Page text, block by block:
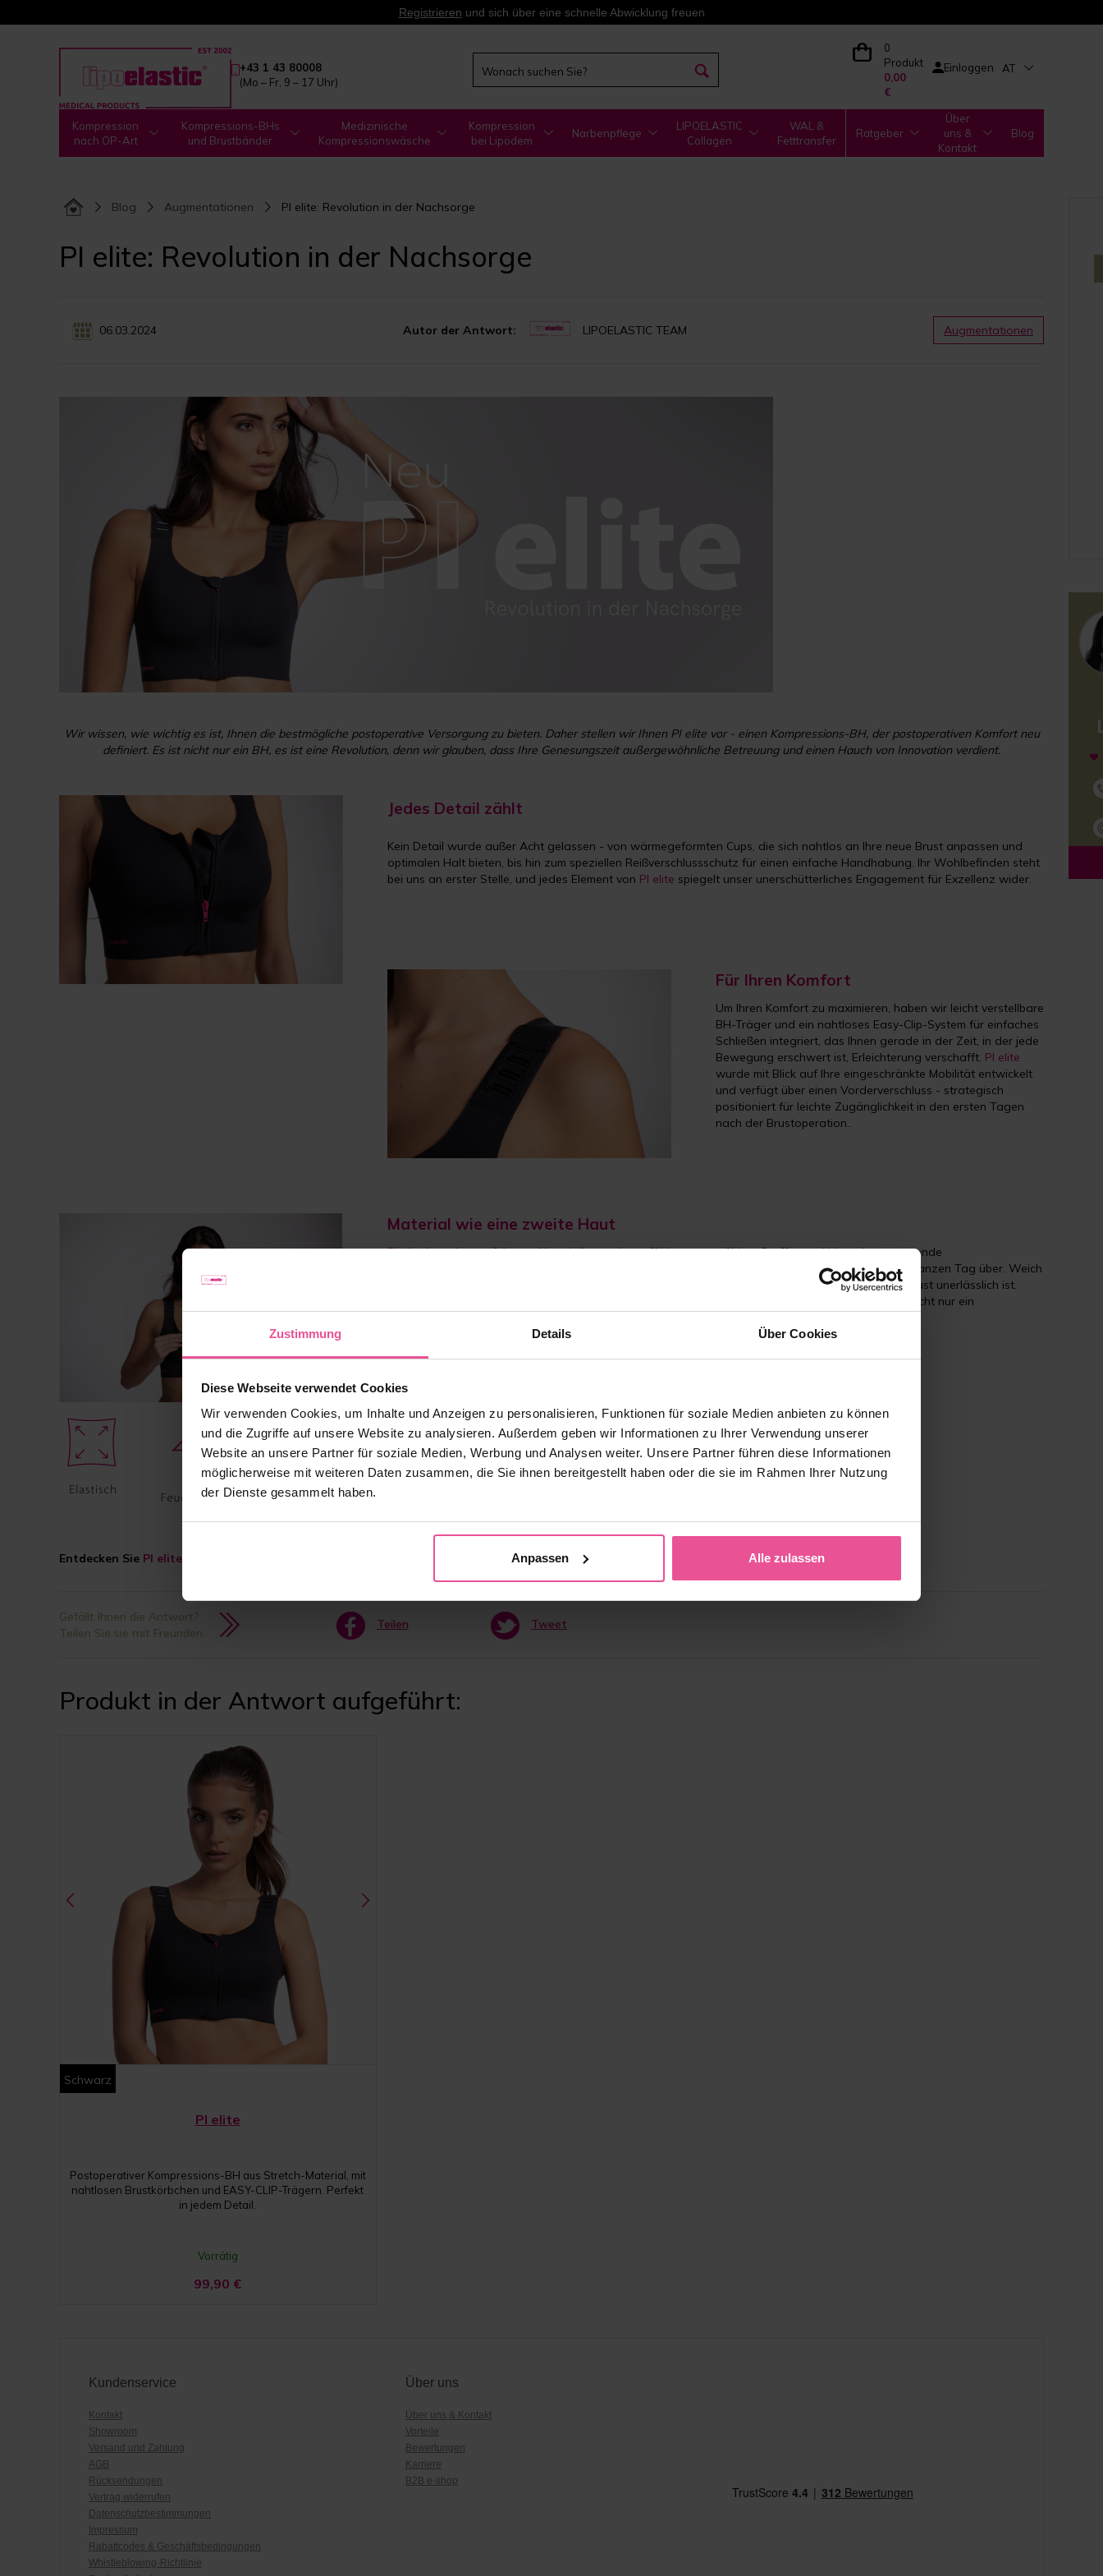
Zustimmung Details Über Cookies
Diese Webseite verwendet Cookies
Wir verwenden Cookies, um Inhalte und Anzeigen zu personalisieren, Funktionen für soziale Medien anbieten zu können
und die Zugriffe auf unsere Website zu analysieren. Außerdem geben wir Informationen zu Ihrer Verwendung unserer
Website an unsere Partner für soziale Medien, Werbung und Analysen weiter. Unsere Partner führen diese Informationen
möglicherweise mit weiteren Daten zusammen, die Sie ihnen bereitgestellt haben oder die sie im Rahmen Ihrer Nutzung
der Dienste gesammelt haben.
Anpassen Alle zulassen
Registrieren und sich über eine schnelle Abwicklung freuen
+43 1 43 80008
(Mo – Fr, 9 – 17 Uhr)
0
Produkt
0,00
€
Einloggen AT
Kompression
nach OP-Art
Kompressions-BHs
und Brustbänder
Medizinische
Kompressionswäsche
Kompression
bei Lipödem
Narbenpflege
LIPOELASTIC
Collagen
WAL &
Fetttransfer
Ratgeber
Über
uns &
Kontakt
Blog
Blog Augmentationen PI elite: Revolution in der Nachsorge
PI elite: Revolution in der Nachsorge
06.03.2024 Autor der Antwort: LIPOELASTIC TEAM Augmentationen
Wir wissen, wie wichtig es ist, Ihnen die bestmögliche postoperative Versorgung zu bieten. Daher stellen wir Ihnen PI elite vor - einen Kompressions-BH, der postoperativen Komfort neu
definiert. Es ist nicht nur ein BH, es ist eine Revolution, denn wir glauben, dass Ihre Genesungszeit außergewöhnliche Betreuung und einen Hauch von Innovation verdient.
Jedes Detail zählt
Kein Detail wurde außer Acht gelassen - von wärmegeformten Cups, die sich nahtlos an Ihre neue Brust anpassen und
optimalen Halt bieten, bis hin zum speziellen Reißverschlussschutz für einen einfache Handhabung. Ihr Wohlbefinden steht
bei uns an erster Stelle, und jedes Element von PI elite spiegelt unser unerschütterliches Engagement für Exzellenz wider.
Für Ihren Komfort
Um Ihren Komfort zu maximieren, haben wir leicht verstellbare
BH-Träger und ein nahtloses Easy-Clip-System für einfaches
Schließen integriert, das Ihnen gerade in der Zeit, in der jede
Bewegung erschwert ist, Erleichterung verschafft. PI elite
wurde mit Blick auf Ihre eingeschränkte Mobilität entwickelt
und verfügt über einen Vorderverschluss - strategisch
positioniert für leichte Zugänglichkeit in den ersten Tagen
nach der Brustoperation..
Material wie eine zweite Haut
PI elitebesteht aus feinsten Materialien und sorgfältig ausgewählten Stoffen und bietet hervorragende
feuchtigkeitstransportierende Eigenschaften für ein trockenes und angenehmes Tragegefühl den ganzen Tag über. Weich
im Griff und pillingresistent, bietet es eine sanfte, aber feste Kompression, die für Eingriffe an der Brust unerlässlich ist.
ist damit nicht nur ein
Entdecken Sie PI elite und heben Sie Ihre postoperative Pflege auf ein neues Niveau.
Gefällt Ihnen die Antwort?
Teilen Sie sie mit Freunden.
Teilen Tweet
Produkt in der Antwort aufgeführt:
Schwarz
PI elite
Postoperativer Kompressions-BH aus Stretch-Material, mit
nahtlosen Brustkörbchen und EASY-CLIP-Trägern. Perfekt
in jedem Detail.
Vorrätig
99,90 €
Kundenservice
Kontakt
Showroom
Versand und Zahlung
AGB
Rücksendungen
Vertrag widerrufen
Datenschutzbestimmungen
Impressum
Rabattcodes & Geschäftsbedingungen
Whistleblowing-Richtlinie
Über uns
Über uns & Kontakt
Vorteile
Bewertungen
Karriere
B2B e-shop